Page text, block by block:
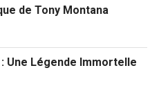
de Tony Montana
Une Légende Immortelle